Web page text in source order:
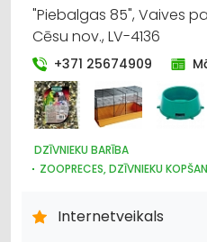
Antenas un to
Antikvāri priekšmeti
Apdares materiāli:
Apsardze:
videonovērošana
Auto noma; vieglie auto
"Piebalgas 85", Vaives
Cēsu nov., LV-4136
+371 25674909
DZĪVNIEKU BARĪBA
ZOOPRECES, DZĪVNIEKU
Internetveikals